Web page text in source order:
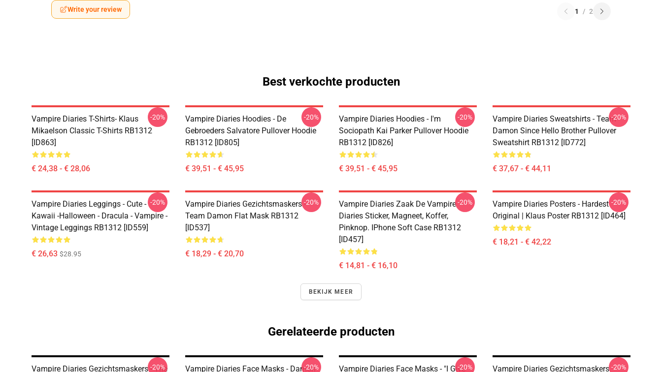
Write your review 1 / 2
Best verkochte producten
Vampire Diaries T-Shirts- Klaus
Mikaelson Classic T-Shirts RB1312
[ID863]
€ 24,38 - € 28,06
-20%
Vampire Diaries Hoodies - De
Gebroeders Salvatore Pullover Hoodie
RB1312 [ID805]
€ 39,51 - € 45,95
-20%
Vampire Diaries Hoodies - I'm
Sociopath Kai Parker Pullover Hoodie
RB1312 [ID826]
€ 39,51 - € 45,95
-20%
Vampire Diaries Sweatshirts - Team
Damon Since Hello Brother Pullover
Sweatshirt RB1312 [ID772]
€ 37,67 - € 44,11
-20%
Vampire Diaries Leggings - Cute -
Kawaii -Halloween - Dracula - Vampire -
Vintage Leggings RB1312 [ID559]
€ 26,63 $28.95
-20%
Vampire Diaries Gezichtsmaskers -
Team Damon Flat Mask RB1312
[ID537]
€ 18,29 - € 20,70
-20%
Vampire Diaries Zaak De Vampire
Diaries Sticker, Magneet, Koffer,
Pinknop. IPhone Soft Case RB1312
[ID457]
€ 14,81 - € 16,10
-20%
Vampire Diaries Posters - Hardest
Original | Klaus Poster RB1312 [ID464]
€ 18,21 - € 42,22
-20%
BEKIJK MEER
Gerelateerde producten
Vampire Diaries Gezichtsmaskers - The
-20%
Vampire Diaries Face Masks - Damon
-20%
Vampire Diaries Face Masks - "I Give-20%
Vampire Diaries Gezichtsmaskers.-20%